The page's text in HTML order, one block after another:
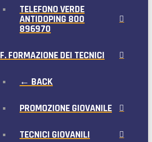
TELEFONO VERDE
ANTIDOPING 800
896970
F. FORMAZIONE DEI TECNICI
← BACK
PROMOZIONE GIOVANILE
TECNICI GIOVANILI